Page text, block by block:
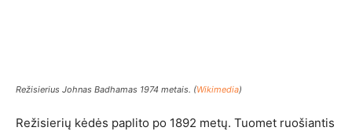
Režisierius Johnas Badhamas 1974 metais. (Wikimedia)
Režisierių kėdės paplito po 1892 metų. Tuomet ruošiantis